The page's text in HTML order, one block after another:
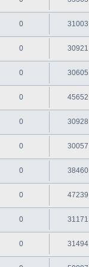
0 31003
0 30921
0 30605
0 45652
0 30928
0 30057
0 38460
0 47239
0 31171
0 31494